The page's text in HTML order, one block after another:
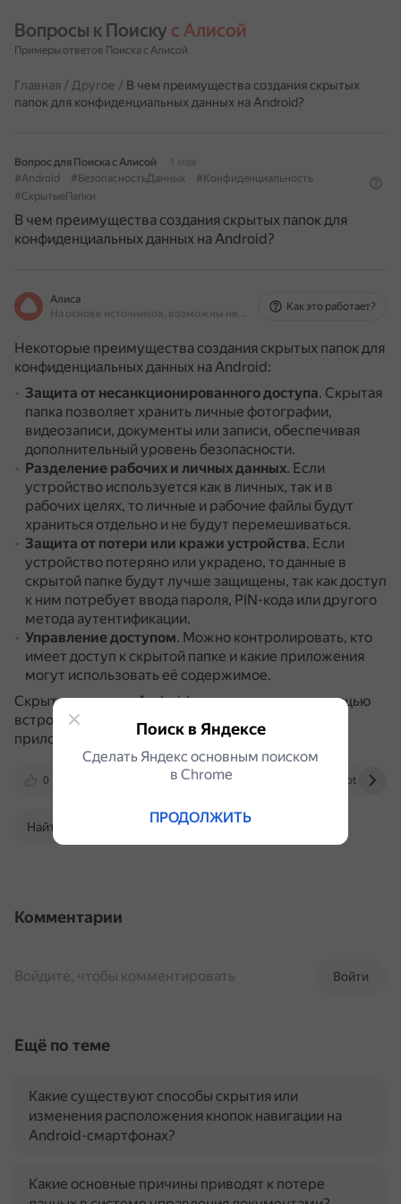
Вопросы к Поиску с Алисой
Примеры ответов Поиска с Алисой
Главная / Другое / В чем преимущества создания скрытых
папок для конфиденциальных данных на Android?
Вопрос для Поиска с Алисой
1 мая
#Android
#БезопасностьДанных
#Конфиденциальность
#СкрытыеПапки
В чем преимущества создания скрытых папок для
конфиденциальных данных на Android?
Алиса
На основе источников, возможны неточности
Как это работает?
Некоторые преимущества создания скрытых папок для
конфиденциальных данных на Android:
Защита от несанкционированного доступа. Скрытая
папка позволяет хранить личные фотографии,
видеозаписи, документы или записи, обеспечивая
дополнительный уровень безопасности.
Разделение рабочих и личных данных. Если
устройство используется как в личных, так и в
рабочих целях, то личные и рабочие файлы будут
храниться отдельно и не будут перемешиваться.
Защита от потери или кражи устройства. Если
устройство потеряно или украдено, то данные в
скрытой папке будут лучше защищены, так как доступ
к ним потребует ввода пароля, PIN-кода или другого
метода аутентификации.
Управление доступом. Можно контролировать, кто
имеет доступ к скрытой папке и какие приложения
могут использовать её содержимое.
Скрытые папки на Android можно создать с помощью
встроенных средств безопасности или сторонних
приложений.
0 www.topnomer.ru
Найти в Поиске
Комментарии
Войти
Войдите, чтобы комментировать
Ещё по теме
Какие существуют способы скрытия или
изменения расположения кнопок навигации на
Android-смартфонах?
Какие основные причины приводят к потере
Поиск в Яндексе
Сделать Яндекс основным поиском
в Сhrome
ПРОДОЛЖИТЬ